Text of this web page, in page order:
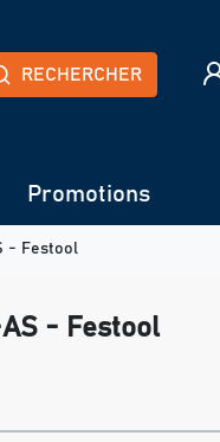
RECHERCHER
Promotions
- Festool
AS - Festool